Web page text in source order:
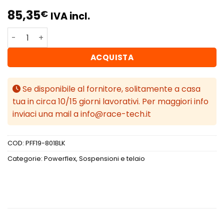
85,35€ IVA incl.
Powerflex Volvo V50 (2004 - 2012) Boccola anteriore
ACQUISTA
Se disponibile al fornitore, solitamente a casa
tua in circa 10/15 giorni lavorativi. Per maggiori info
inviaci una mail a info@race-tech.it
COD: PFF19-801BLK
Categorie: Powerflex, Sospensioni e telaio